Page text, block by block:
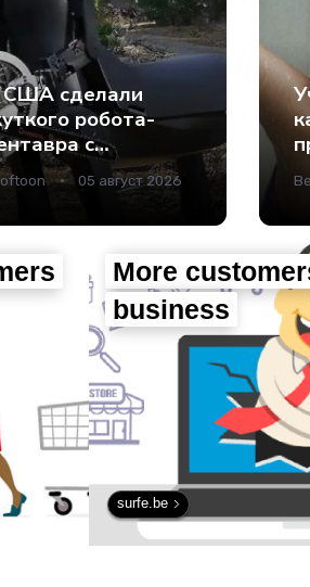
сделали
робота-
с
рук - Наука.
05 август 2026
More
business
surfe.be